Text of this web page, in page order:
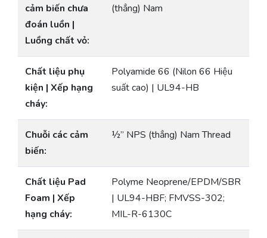
cảm biến chưa
đoán luồn |
Luồng chất vỏ:
(thẳng) Nam
Chất liệu phụ
kiện | Xếp hạng
cháy:
Polyamide 66 (Nilon 66 Hiệu
suất cao) | UL94-HB
Chuỗi các cảm
biến:
½” NPS (thẳng) Nam Thread
Chất liệu Pad
Foam | Xếp
hạng cháy:
Polyme Neoprene/EPDM/SBR
| UL94-HBF; FMVSS-302;
MIL-R-6130C